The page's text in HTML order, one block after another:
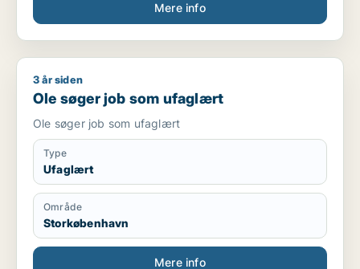
Mere info
Ole søger job som ufaglært
3 år siden
Ole søger job som ufaglært
Ole søger job som ufaglært
Type
Ufaglært
Område
Storkøbenhavn
Mere info